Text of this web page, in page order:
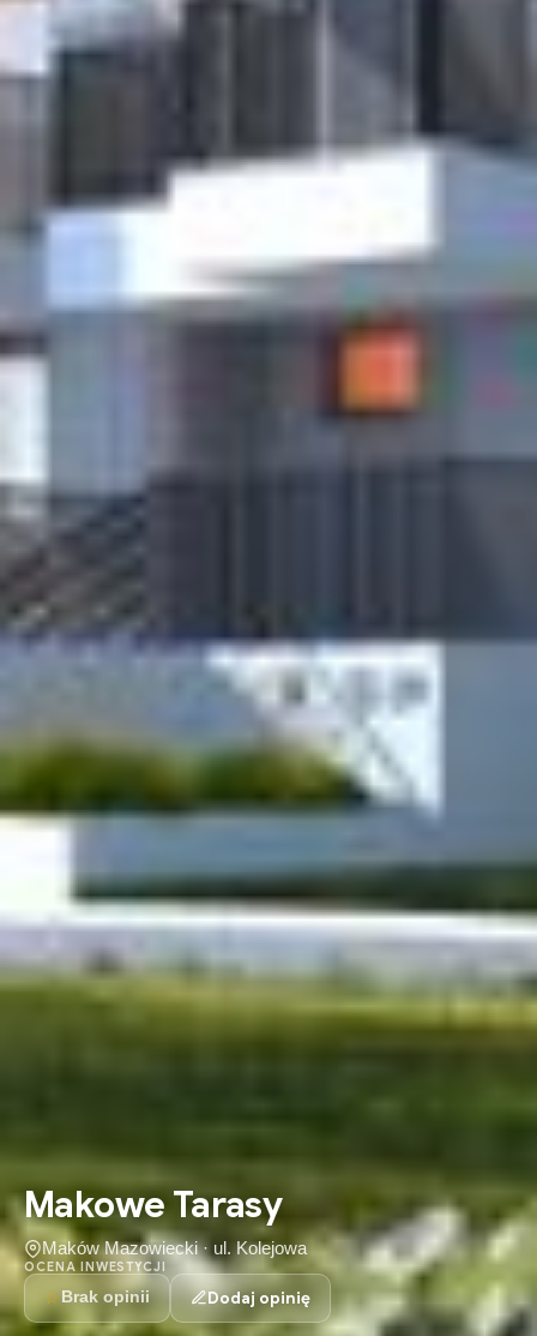
Makowe Tarasy
Maków Mazowiecki · ul. Kolejowa
OCENA INWESTYCJI
☆ Brak opinii Dodaj opinię